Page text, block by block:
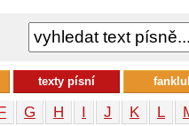
G H I J K L
texty písní